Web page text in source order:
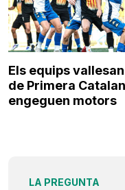
Els equips
de Primera
engeguen motors
LA PREGUNTA